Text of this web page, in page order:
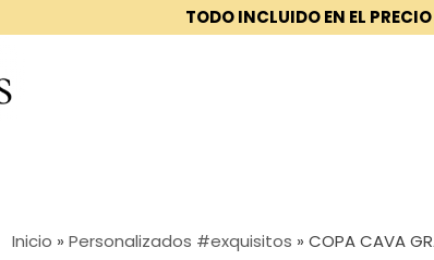
TODO INCLUIDO EN EL PRECIO
Inicio » Personalizados #exquisitos » COPA CAVA